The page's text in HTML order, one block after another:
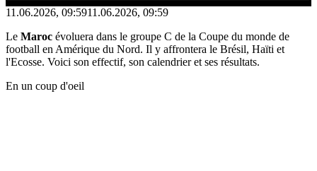
11.06.2026, 09:5911.06.2026, 09:59
Le Maroc évoluera dans le groupe C de la Coupe du monde de
football en Amérique du Nord. Il y affrontera le Brésil, Haïti et
l'Ecosse. Voici son effectif, son calendrier et ses résultats.
En un coup d'oeil